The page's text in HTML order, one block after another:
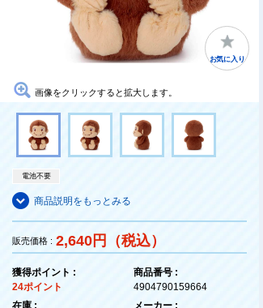
お気に入り
画像をクリックすると拡大します。
電池不要
商品説明をもっとみる
販売価格 : 2,640円（税込）
獲得ポイント :
24ポイント
在庫 :
商品番号 :
4904790159664
メーカー :